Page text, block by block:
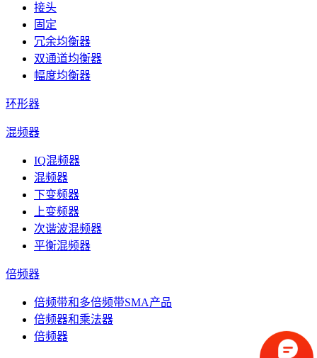
接头
固定
冗余均衡器
双通道均衡器
幅度均衡器
环形器
混频器
IQ混频器
混频器
下变频器
上变频器
次谐波混频器
平衡混频器
倍频器
倍频带和多倍频带SMA产品
倍频器和乘法器
倍频器